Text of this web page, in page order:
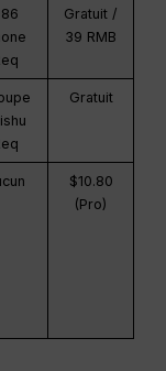
Gratuit /
39 RMB
Gratuit
$10.80
(Pro)